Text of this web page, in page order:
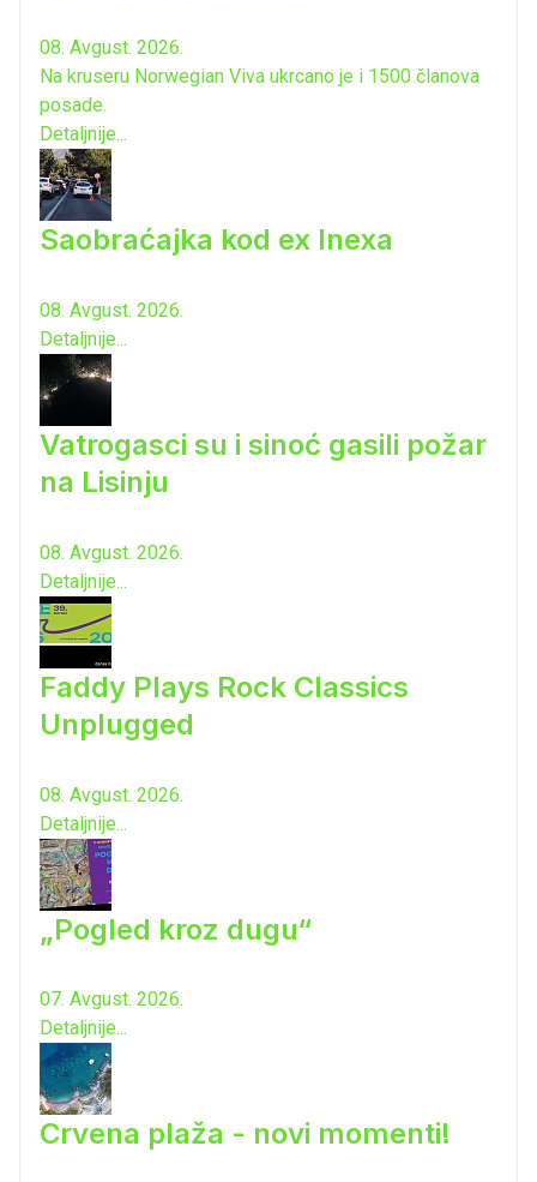
08. Avgust. 2026.
Na kruseru Norwegian Viva ukrcano je i 1500 članova
posade.
Detaljnije...
Saobraćajka kod ex Inexa
08. Avgust. 2026.
Detaljnije...
Vatrogasci su i sinoć gasili požar
na Lisinju
08. Avgust. 2026.
Detaljnije...
Faddy Plays Rock Classics
Unplugged
08. Avgust. 2026.
Detaljnije...
„Pogled kroz dugu“
07. Avgust. 2026.
Detaljnije...
Crvena plaža - novi momenti!